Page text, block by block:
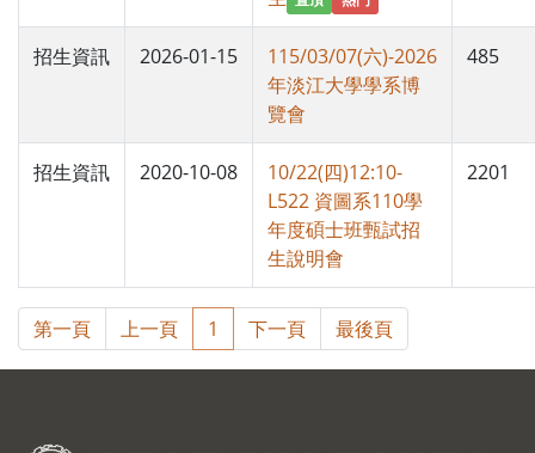
招生資訊 2026-01-15
115/03/07(六)-2026
年淡江大學學系博
覽會
485
招生資訊 2020-10-08
10/22(四)12:10-
L522 資圖系110學
年度碩士班甄試招
生說明會
2201
第一頁 上一頁 1 下一頁 最後頁